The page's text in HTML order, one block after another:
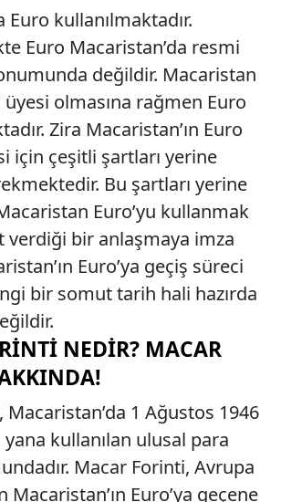
Euro kullanılmaktadır.
Euro Macaristan’da resmi
değildir. Macaristan
olmasına rağmen Euro
Zira Macaristan’ın Euro
için çeşitli şartları yerine
Bu şartları yerine
Euro’yu kullanmak
verdiği bir anlaşmaya imza
Euro’ya geçiş süreci
bir somut tarih hali hazırda
NEDIR? MACAR
1 Ağustos 1946
kullanılan ulusal para
Macar Forinti, Avrupa
Macaristan’ın Euro’ya geçene